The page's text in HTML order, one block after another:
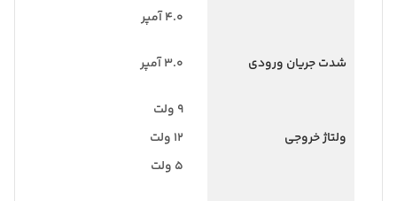
۴.۰ آمپر
شدت جریان ورودی ۳.۰ آمپر
ولتاژ خروجی
۹ ولت
۱۲ ولت
۵ ولت